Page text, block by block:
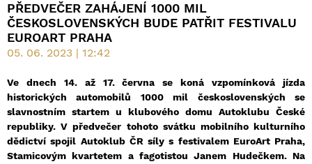
PŘEDVEČER ZAHÁJENÍ 1000 MIL
ČESKOSLOVENSKÝCH BUDE PATŘIT FESTIVALU
EUROART PRAHA
05. 06. 2023 | 12:42
Ve dnech 14. až 17. června se koná vzpomínková jízda
historických automobilů 1000 mil československých se
slavnostním startem u klubového domu Autoklubu České
republiky. V předvečer tohoto svátku mobilního kulturního
dědictví spojil Autoklub ČR síly s festivalem EuroArt Praha,
Stamicovým kvartetem a fagotistou Janem Hudečkem. Na